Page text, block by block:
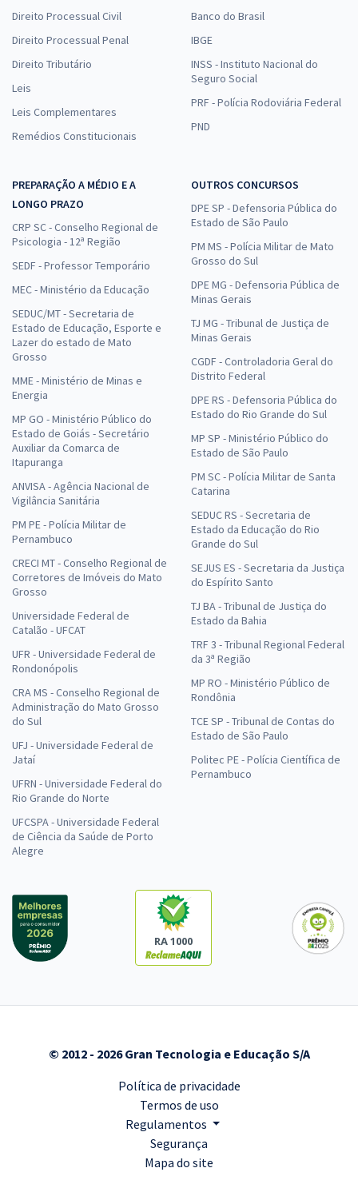
Direito Processual Civil
Direito Processual Penal
Direito Tributário
Leis
Leis Complementares
Remédios Constitucionais
Banco do Brasil
IBGE
INSS - Instituto Nacional do
Seguro Social
PRF - Polícia Rodoviária Federal
PND
PREPARAÇÃO A MÉDIO E A
LONGO PRAZO
CRP SC - Conselho Regional de
Psicologia - 12ª Região
SEDF - Professor Temporário
MEC - Ministério da Educação
SEDUC/MT - Secretaria de
Estado de Educação, Esporte e
Lazer do estado de Mato
Grosso
MME - Ministério de Minas e
Energia
MP GO - Ministério Público do
Estado de Goiás - Secretário
Auxiliar da Comarca de
Itapuranga
ANVISA - Agência Nacional de
Vigilância Sanitária
PM PE - Polícia Militar de
Pernambuco
CRECI MT - Conselho Regional de
Corretores de Imóveis do Mato
Grosso
Universidade Federal de
Catalão - UFCAT
UFR - Universidade Federal de
Rondonópolis
CRA MS - Conselho Regional de
Administração do Mato Grosso
do Sul
UFJ - Universidade Federal de
Jataí
UFRN - Universidade Federal do
Rio Grande do Norte
UFCSPA - Universidade Federal
de Ciência da Saúde de Porto
Alegre
OUTROS CONCURSOS
DPE SP - Defensoria Pública do
Estado de São Paulo
PM MS - Polícia Militar de Mato
Grosso do Sul
DPE MG - Defensoria Pública de
Minas Gerais
TJ MG - Tribunal de Justiça de
Minas Gerais
CGDF - Controladoria Geral do
Distrito Federal
DPE RS - Defensoria Pública do
Estado do Rio Grande do Sul
MP SP - Ministério Público do
Estado de São Paulo
PM SC - Polícia Militar de Santa
Catarina
SEDUC RS - Secretaria de
Estado da Educação do Rio
Grande do Sul
SEJUS ES - Secretaria da Justiça
do Espírito Santo
TJ BA - Tribunal de Justiça do
Estado da Bahia
TRF 3 - Tribunal Regional Federal
da 3ª Região
MP RO - Ministério Público de
Rondônia
TCE SP - Tribunal de Contas do
Estado de São Paulo
Politec PE - Polícia Científica de
Pernambuco
RA 1000
© 2012 - 2026 Gran Tecnologia e Educação S/A
Política de privacidade
Termos de uso
Regulamentos
Segurança
Mapa do site